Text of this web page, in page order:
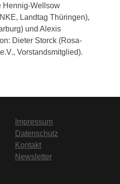
Hennig-Wellsow
Landtag Thüringen),
und Alexis
Dieter Storck (Rosa-
Vorstandsmitglied).
Impressum
Datenschutz
Kontakt
Newsletter